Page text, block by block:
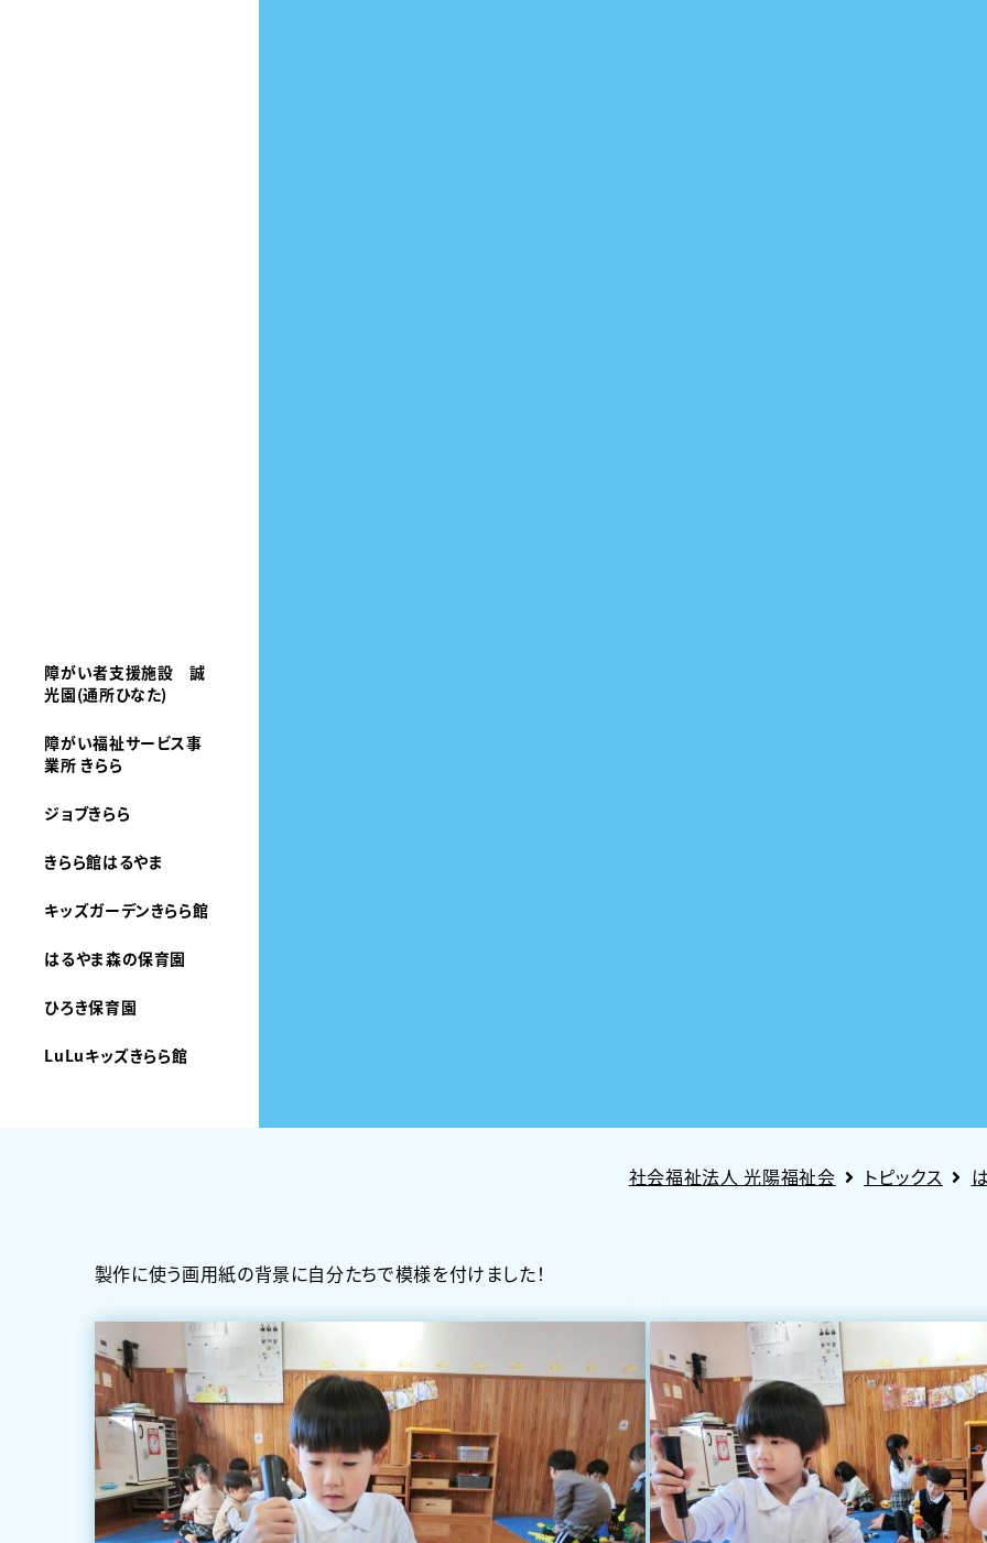
障がい者支援施設 誠
光園(通所ひなた)
障がい福祉サービス事
業所 きらら
ジョブきらら
きらら館はるやま
キッズガーデンきらら館
はるやま森の保育園
ひろき保育園
LuLuキッズきらら館
社会福祉法人 光陽福祉会 トピックス
製作に使う画用紙の背景に自分たちで模様を付けました！